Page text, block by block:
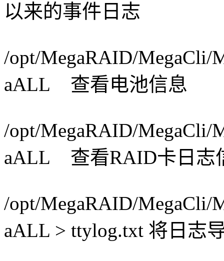
以来的事件日志
/opt/MegaRAID/MegaCli/
aALL 查看电池信息
/opt/MegaRAID/MegaCli/
aALL 查看RAID卡日志
/opt/MegaRAID/MegaCli/
aALL > ttylog.txt 将日志